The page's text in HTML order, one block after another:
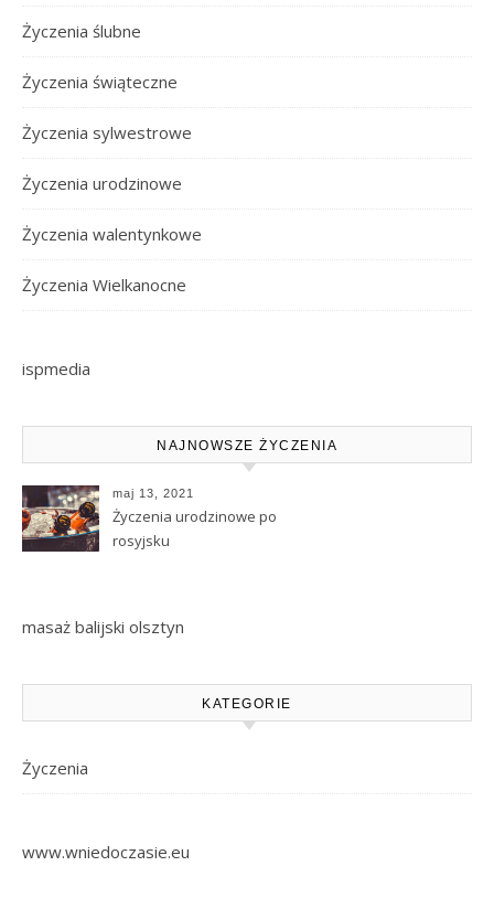
Życzenia ślubne
Życzenia świąteczne
Życzenia sylwestrowe
Życzenia urodzinowe
Życzenia walentynkowe
Życzenia Wielkanocne
ispmedia
NAJNOWSZE ŻYCZENIA
maj 13, 2021
Życzenia urodzinowe po
rosyjsku
masaż balijski olsztyn
KATEGORIE
Życzenia
www.wniedoczasie.eu